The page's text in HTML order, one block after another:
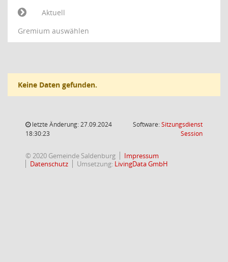
Aktuell
Gremium auswählen
Keine Daten gefunden.
letzte Änderung: 27.09.2024
18:30:23
Software:Sitzungsdienst
Session(Wird in
© 2020 Gemeinde Saldenburg
Impressum
Datenschutz
Umsetzung: LivingData GmbH